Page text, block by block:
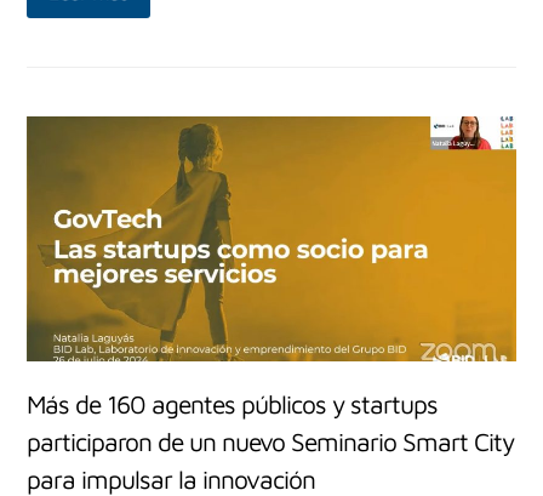
Más de 160 agentes públicos y startups
participaron de un nuevo Seminario Smart City
para impulsar la innovación